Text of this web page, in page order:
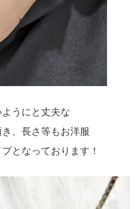
うにと丈夫な
、長さ等もお洋服
となっております！